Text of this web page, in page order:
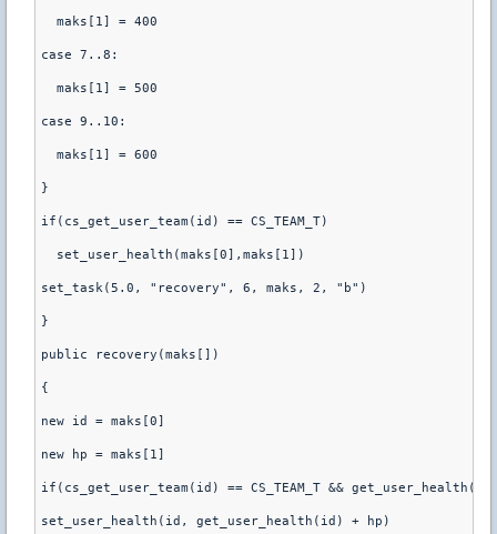
  maks[1] = 400
case 7..8:
  maks[1] = 500
case 9..10:
  maks[1] = 600
}
if(cs_get_user_team(id) == CS_TEAM_T)
  set_user_health(maks[0],maks[1])
set_task(5.0, "recovery", 6, maks, 2, "b")
}
public recovery(maks[])
{
new id = maks[0]
new hp = maks[1]
if(cs_get_user_team(id) == CS_TEAM_T &&
set_user_health(id, get_user_health(id) + hp)